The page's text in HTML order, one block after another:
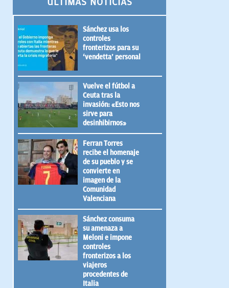
Sánchez usa los
controles
fronterizos para su
‘vendetta’ personal
Vuelve el fútbol a
Ceuta tras la
invasión: «Esto nos
sirve para
desinhibirnos»
Ferran Torres
recibe el homenaje
de su pueblo y se
convierte en
imagen de la
Comunidad
Valenciana
Sánchez consuma
su amenaza a
Meloni e impone
controles
fronterizos a los
viajeros
procedentes de
Italia